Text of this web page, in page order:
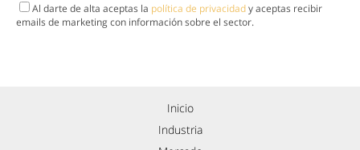
Al darte de alta aceptas la política de privacidady aceptas recibir
emails de marketing con información sobre el sector.
Inicio
Industria